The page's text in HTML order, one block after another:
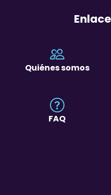
Quiénes somos
FAQ